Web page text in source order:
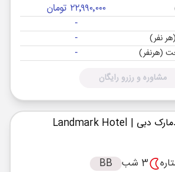
۲۲٬۹۹۰٬۰۰۰ تومان
-
نفر) -
(هرنفر) -
مشاوره و رزرو رایگان
دبی | Landmark Hotel
3 شب BB